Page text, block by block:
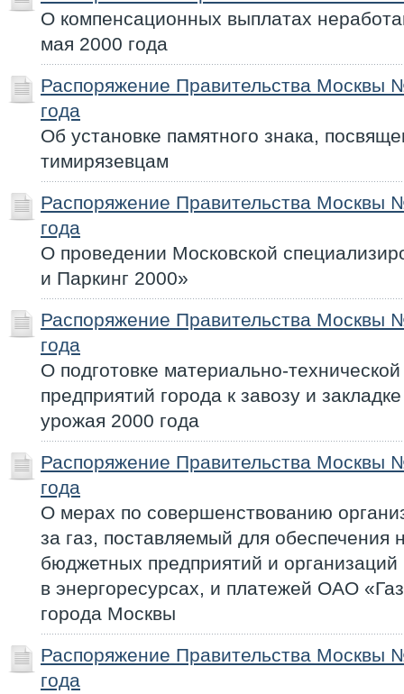
О компенсационных выплатах
мая 2000 года
Распоряжение Правительства Москвы
года
Об установке памятного знака,
тимирязевцам
Распоряжение Правительства Москвы
года
О проведении Московской
и Паркинг 2000»
Распоряжение Правительства Москвы
года
О подготовке материально-
предприятий города к завозу и
урожая 2000 года
Распоряжение Правительства Москвы
года
О мерах по совершенствованию
за газ, поставляемый для обеспечения
бюджетных предприятий и организаций
в энергоресурсах, и платежей ОАО
города Москвы
Распоряжение Правительства Москвы
года